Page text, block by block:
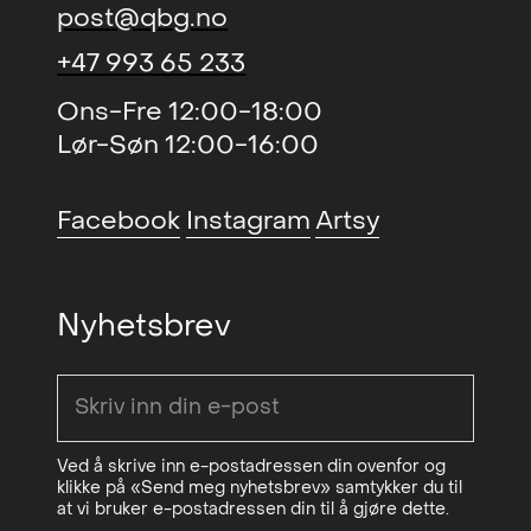
Avtrykk (duo), QB Gallery
Contemporary Art Projects,
Stavanger
New Sentiments (solo)
, Michael
Janssen Gallery, Berlin
boundaries (gruppe)
Festiviteten og Stallgården
Cold Reading (solo)
Climate Confusian Assistance
(duo), Galleri K
2012
Fresh Paint (gruppe), 2012
post@qbg.no
+47 993 65 233
Ons-Fre 12:00-18:00
Lør-Søn 12:00-16:00
Facebook InstagramArtsy
Nyhetsbrev
Ved å skrive inn e-postadressen din ovenfor og
klikke på «Send meg nyhetsbrev» samtykker du til
at vi bruker e-postadressen din til å gjøre dette.